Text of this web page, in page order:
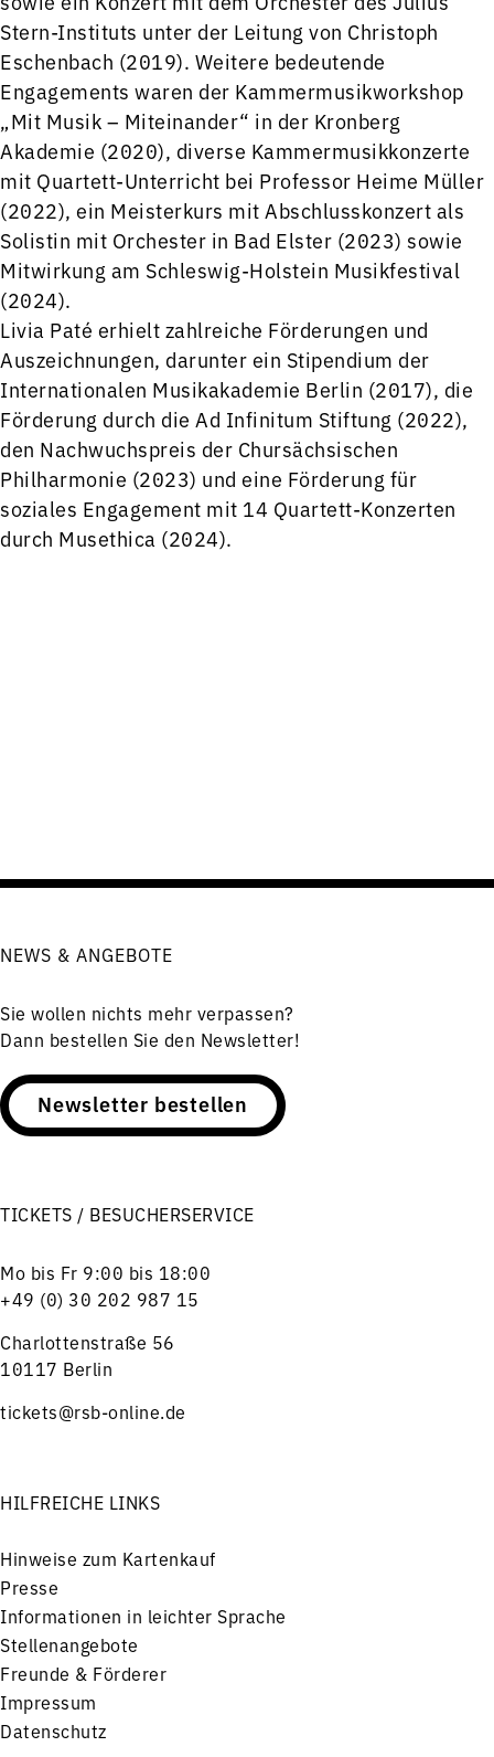
Stern-Instituts unter der Leitung von Christoph
Eschenbach (2019). Weitere bedeutende
Engagements waren der Kammermusikworkshop
„Mit Musik – Miteinander“ in der Kronberg
Akademie (2020), diverse Kammermusikkonzerte
mit Quartett-Unterricht bei Professor Heime Müller
(2022), ein Meisterkurs mit Abschlusskonzert als
Solistin mit Orchester in Bad Elster (2023) sowie
Mitwirkung am Schleswig-Holstein Musikfestival
(2024).
Livia Paté erhielt zahlreiche Förderungen und
Auszeichnungen, darunter ein Stipendium der
Internationalen Musikakademie Berlin (2017), die
Förderung durch die Ad Infinitum Stiftung (2022),
den Nachwuchspreis der Chursächsischen
Philharmonie (2023) und eine Förderung für
soziales Engagement mit 14 Quartett-Konzerten
durch Musethica (2024).
NEWS & ANGEBOTE
Sie wollen nichts mehr verpassen?
Dann bestellen Sie den Newsletter!
Newsletter bestellen
TICKETS / BESUCHERSERVICE
Mo bis Fr 9:00 bis 18:00
+49 (0) 30 202 987 15
Charlottenstraße 56
10117 Berlin
tickets@rsb-online.de
HILFREICHE LINKS
Hinweise zum Kartenkauf
Presse
Informationen in leichter Sprache
Stellenangebote
Freunde & Förderer
Impressum
Datenschutz